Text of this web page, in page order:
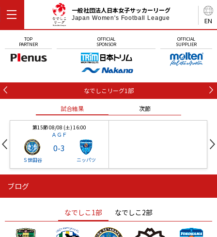
EN
一般社団法人日本女子サッカーリーグ
Japan Women's Football League
TOP
PARTNER
OFFICIAL
SPONSOR
OFFICIAL
SUPPLIER
なでしこリーグ1部
試合結果 次節
第15節 08/08 (土) 16:00
ＡＧＦ
Ｓ世田谷
0-3
ニッパツ
ニッパツ
ニッパツ 名古屋
石人の星
静岡 愛媛Ｌ
ブログ
なでしこ1部 なでしこ2部